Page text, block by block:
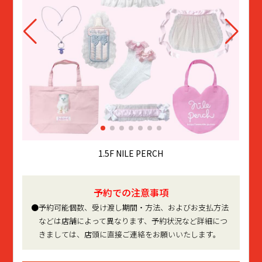
B1.5F minacute
1.5F NILE PERCH
1.5F NILE PERCH
B1.5F ATELIER PIERROT
B1.5F Maison de ATELIER PIERROT
4F L.W.C
B1F アクロトーキョー。
B1.5F minacute
1.5F NILE PERCH
予約での注意事項
●予約可能個数、受け渡し期間・方法、およびお支払方法
などは店舗によって異なります、予約状況など詳細につ
きましては、店頭に直接ご連絡をお願いいたします。